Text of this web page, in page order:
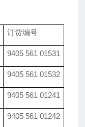
订货编号
9405 561 01531
9405 561 01532
9405 561 01241
9405 561 01242